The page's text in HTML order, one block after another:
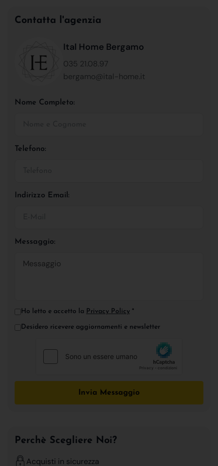
Contatta l'agenzia
Ital Home Bergamo
035 21.08.97
bergamo@ital-home.it
Nome Completo:
Telefono:
Indirizzo Email:
Messaggio:
Ho letto e accetto la Privacy Policy *
Desidero ricevere aggiornamenti e newsletter
Invia Messaggio
Perchè Scegliere Noi?
Acquisti in sicurezza